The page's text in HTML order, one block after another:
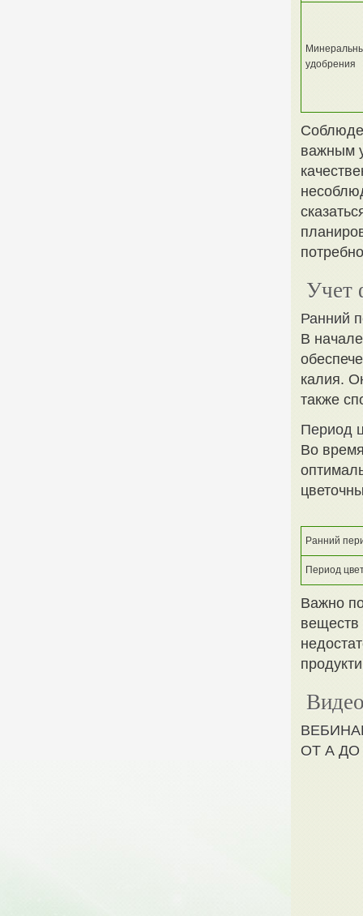
удобрения
важным
Учет
Ранний
В
калия.
также
Период
Во
Ранний
Период
Важно
веществ
ОТ А ДО